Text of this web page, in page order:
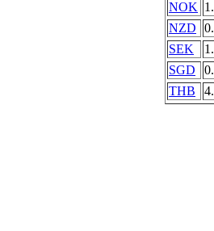
NOK
NZD
SEK
SGD
THB